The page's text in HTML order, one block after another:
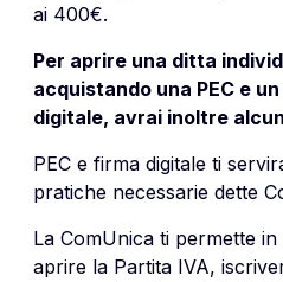
ai 400€.
Per aprire una ditta
acquistando una PEC e
digitale, avrai inoltre
PEC e firma digitale ti
pratiche necessarie dette
La ComUnica ti permette
aprire la Partita IVA,